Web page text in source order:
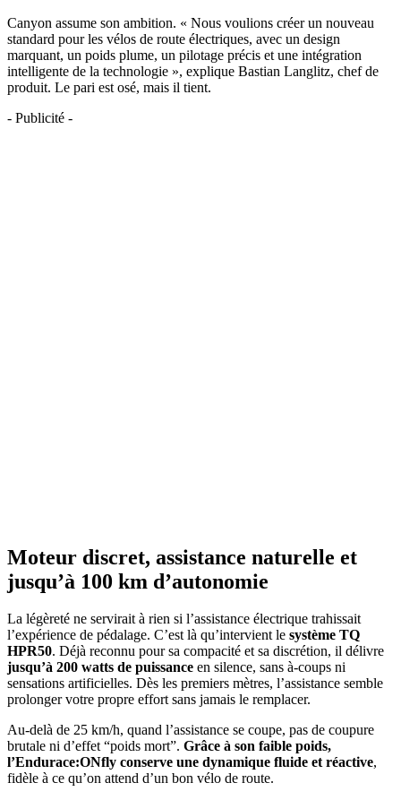
Canyon assume son ambition. « Nous voulions créer un nouveau
standard pour les vélos de route électriques, avec un design
marquant, un poids plume, un pilotage précis et une intégration
intelligente de la technologie », explique Bastian Langlitz, chef de
produit. Le pari est osé, mais il tient.
- Publicité -
Moteur discret, assistance naturelle et
jusqu’à 100 km d’autonomie
La légèreté ne servirait à rien si l’assistance électrique trahissait
l’expérience de pédalage. C’est là qu’intervient le système TQ
HPR50. Déjà reconnu pour sa compacité et sa discrétion, il délivre
jusqu’à 200 watts de puissance en silence, sans à-coups ni
sensations artificielles. Dès les premiers mètres, l’assistance semble
prolonger votre propre effort sans jamais le remplacer.
Au-delà de 25 km/h, quand l’assistance se coupe, pas de coupure
brutale ni d’effet “poids mort”. Grâce à son faible poids,
l’Endurace:ONfly conserve une dynamique fluide et réactive,
fidèle à ce qu’on attend d’un bon vélo de route.